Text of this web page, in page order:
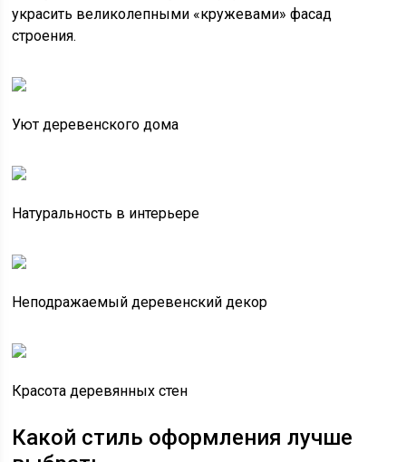
украсить великолепными «кружевами» фасад
строения.
Уют деревенского дома
Натуральность в интерьере
Неподражаемый деревенский декор
Красота деревянных стен
Какой стиль оформления лучше